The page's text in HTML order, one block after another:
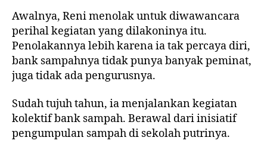
Awalnya, Reni menolak untuk diwawancara
perihal kegiatan yang dilakoninya itu.
Penolakannya lebih karena ia tak percaya diri,
bank sampahnya tidak punya banyak peminat,
juga tidak ada pengurusnya.
Sudah tujuh tahun, ia menjalankan kegiatan
kolektif bank sampah. Berawal dari inisiatif
pengumpulan sampah di sekolah putrinya.